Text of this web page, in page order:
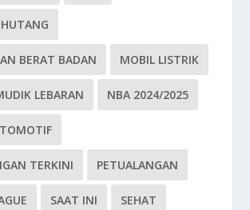
BERAT BADAN MOBIL LISTRIK
LEBARAN NBA 2024/2025
TERKINI PETUALANGAN
SAAT INI SEHAT